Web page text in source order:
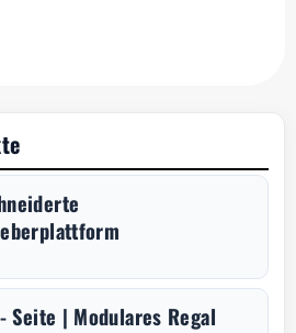
Seite | Modulares Regal